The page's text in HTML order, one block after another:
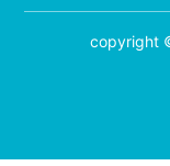
copyright